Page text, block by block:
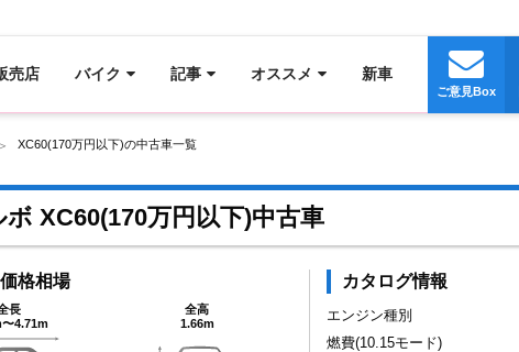
売店 バイク 記事 オススメ 新車
ご意見Box
XC60(170万円以下)の中古車一覧
XC60(170万円以下)中古車
格相場
長
4.71m
全高
1.66m
カタログ情報
エンジン種別
燃費(10.15モード)